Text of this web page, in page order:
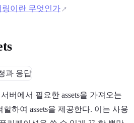
이란 무엇인가
버에서 필요한 assets을 가져오는
하여 assets을 제공한다. 이는 사용